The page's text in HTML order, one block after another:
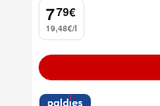
7
. 79€
19,48€/l